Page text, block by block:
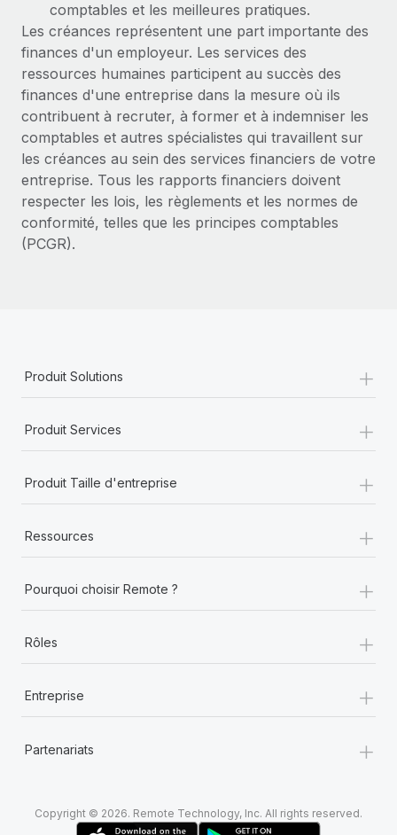
comptables et les meilleures pratiques.
Les créances représentent une part importante des
finances d'un employeur. Les services des
ressources humaines participent au succès des
finances d'une entreprise dans la mesure où ils
contribuent à recruter, à former et à indemniser les
comptables et autres spécialistes qui travaillent sur
les créances au sein des services financiers de votre
entreprise. Tous les rapports financiers doivent
respecter les lois, les règlements et les normes de
conformité, telles que les principes comptables
(PCGR).
Produit Solutions +
Produit Services +
Produit Taille d'entreprise +
Ressources +
Pourquoi choisir Remote ? +
Rôles +
Entreprise +
Partenariats +
Copyright © 2026. Remote Technology, Inc. All rights reserved.